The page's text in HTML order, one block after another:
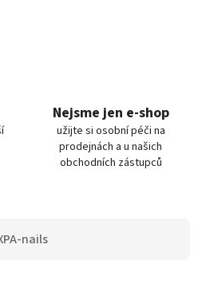
Nejsme jen e-shop
užijte si osobní péči na
prodejnách a u našich
obchodních zástupců
nails